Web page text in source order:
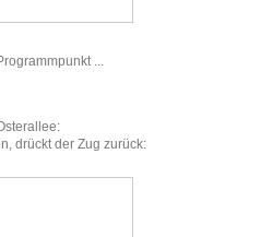
...
drückt der Zug zurück: